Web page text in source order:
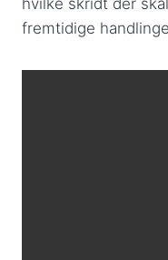
hvilke skridt der
fremtidige